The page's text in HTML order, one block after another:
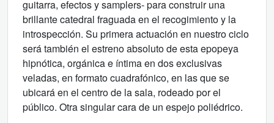
guitarra, efectos y samplers- para construir una
brillante catedral fraguada en el recogimiento y la
introspección. Su primera actuación en nuestro ciclo
será también el estreno absoluto de esta epopeya
hipnótica, orgánica e íntima en dos exclusivas
veladas, en formato cuadrafónico, en las que se
ubicará en el centro de la sala, rodeado por el
público. Otra singular cara de un espejo poliédrico.